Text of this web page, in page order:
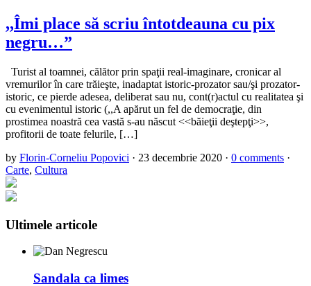
,,Îmi place să scriu întotdeauna cu pix
negru…”
Turist al toamnei, călător prin spaţii real-imaginare, cronicar al
vremurilor în care trăieşte, inadaptat istoric-prozator sau/şi prozator-
istoric, ce pierde adesea, deliberat sau nu, cont(r)actul cu realitatea şi
cu evenimentul istoric (,,A apărut un fel de democraţie, din
prostimea noastră cea vastă s-au născut <<băieţii deştepţi>>,
profitorii de toate felurile, […]
by Florin-Corneliu Popovici · 23 decembrie 2020 · 0 comments ·
Carte, Cultura
Ultimele articole
Sandala ca limes